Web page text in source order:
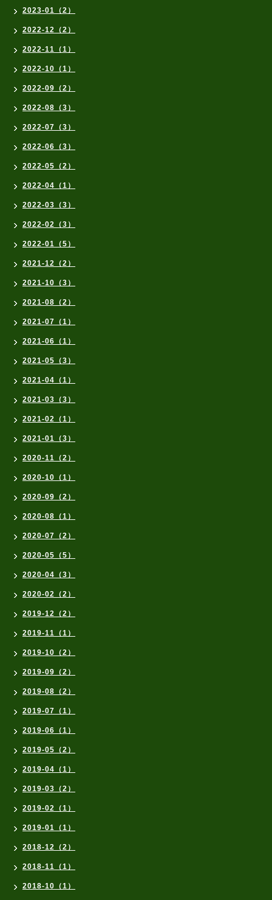
2023-01（2）
2022-12（2）
2022-11（1）
2022-10（1）
2022-09（2）
2022-08（3）
2022-07（3）
2022-06（3）
2022-05（2）
2022-04（1）
2022-03（3）
2022-02（3）
2022-01（5）
2021-12（2）
2021-10（3）
2021-08（2）
2021-07（1）
2021-06（1）
2021-05（3）
2021-04（1）
2021-03（3）
2021-02（1）
2021-01（3）
2020-11（2）
2020-10（1）
2020-09（2）
2020-08（1）
2020-07（2）
2020-05（5）
2020-04（3）
2020-02（2）
2019-12（2）
2019-11（1）
2019-10（2）
2019-09（2）
2019-08（2）
2019-07（1）
2019-06（1）
2019-05（2）
2019-04（1）
2019-03（2）
2019-02（1）
2019-01（1）
2018-12（2）
2018-11（1）
2018-10（1）